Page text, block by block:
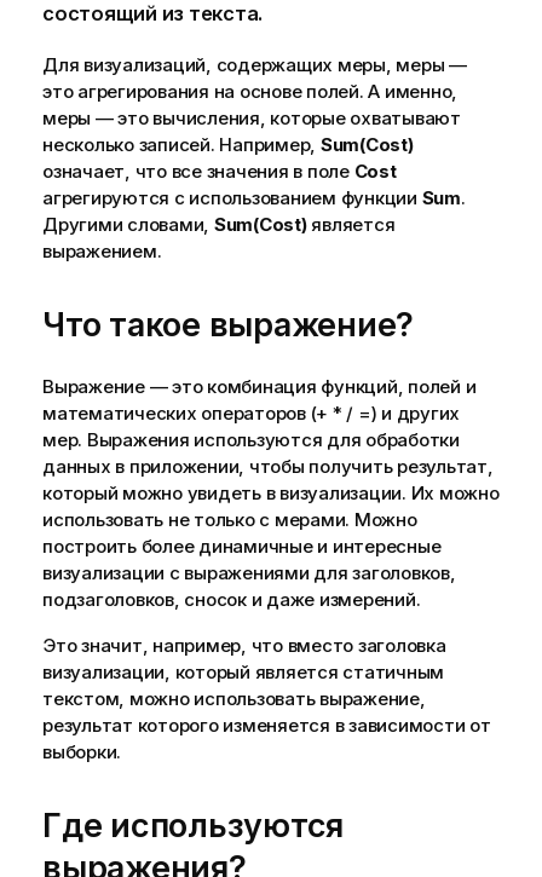
состоящий из текста.
Для визуализаций, содержащих меры, меры —
это агрегирования на основе полей. А именно,
меры — это вычисления, которые охватывают
несколько записей. Например, Sum(Cost)
означает, что все значения в поле Cost
агрегируются с использованием функции Sum.
Другими словами, Sum(Cost)является
выражением.
Что такое выражение?
Выражение — это комбинация функций, полей и
математических операторов (+ * / =) и других
мер. Выражения используются для обработки
данных в приложении, чтобы получить результат,
который можно увидеть в визуализации. Их можно
использовать не только с мерами. Можно
построить более динамичные и интересные
визуализации с выражениями для заголовков,
подзаголовков, сносок и даже измерений.
Это значит, например, что вместо заголовка
визуализации, который является статичным
текстом, можно использовать выражение,
результат которого изменяется в зависимости от
выборки.
Где используются
выражения?